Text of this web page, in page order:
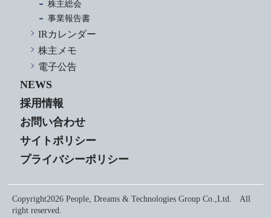
株主総会
事業報告書
IRカレンダー
株主メモ
電子公告
NEWS
採用情報
お問い合わせ
サイトポリシー
プライバシーポリシー
Copyright2026 People, Dreams & Technologies Group Co.,Ltd. All
right reserved.